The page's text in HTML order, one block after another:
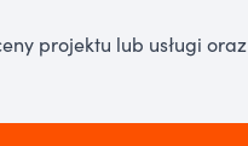
projektu lub usługi oraz